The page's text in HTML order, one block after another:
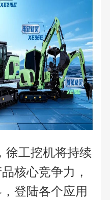
徐工挖机将持续
核心竞争力，
登陆各个应用